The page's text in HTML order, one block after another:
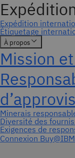
Connexion Buy@IBM